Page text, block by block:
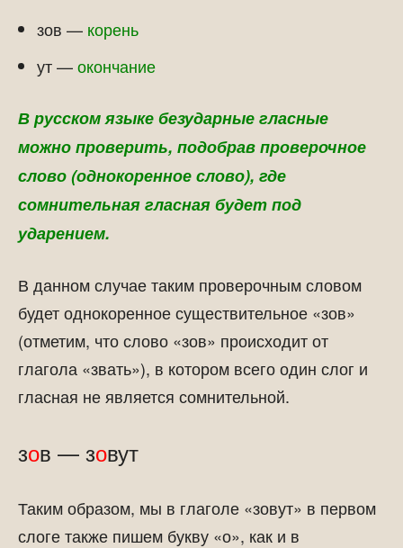
зов — корень
ут —окончание
В русском языке безударные гласные
можно проверить, подобрав проверочное
слово (однокоренное слово), где
сомнительная гласная будет под
ударением.
В данном случае таким проверочным словом
будет однокоренное существительное «зов»
(отметим, что слово «зов» происходит от
глагола «звать»), в котором всего один слог и
гласная не является сомнительной.
зов — зовут
Таким образом, мы в глаголе «зовут» в первом
слоге также пишем букву «о», как и в